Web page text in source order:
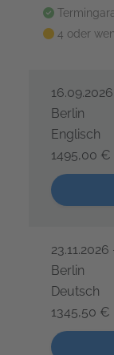
alle
4 oder
AU
Berlin
Englisch
1495,00 €
Mehr als 5
AU
23.11.2026
Berlin
Deutsch
1345,50 €
Mehr als 5